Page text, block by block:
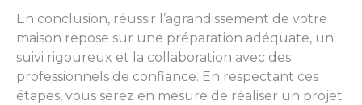
En conclusion, réussir l’agrandissement de votre
maison repose sur une préparation adéquate, un
suivi rigoureux et la collaboration avec des
professionnels de confiance. En respectant ces
étapes, vous serez en mesure de réaliser un projet